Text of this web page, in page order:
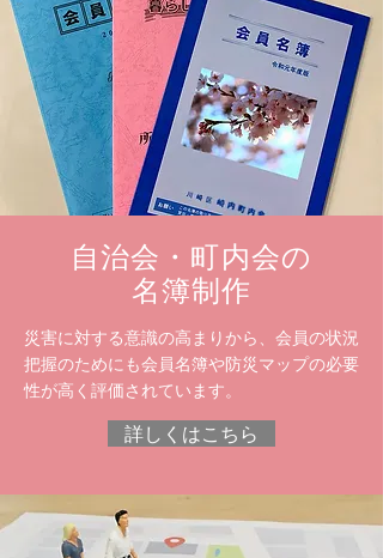
​自治会・町内会の
名簿制作
災害に対する意識の高まりから、会員の状況
把握のためにも会員名簿や防災マップの必要
性が高く評価されています。
詳しくはこちら